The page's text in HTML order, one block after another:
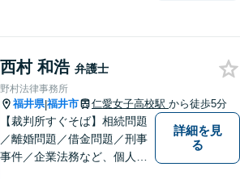
識の壁も越えて、解決が図ら
れる必要があります。
西村 和浩 弁護士
野村法律事務所
福井県|福井市 仁愛女子高校駅 から徒歩5分
【裁判所すぐそば】相続問題
／離婚問題／借金問題／刑事
事件／企業法務など、個人・
詳細を見
る